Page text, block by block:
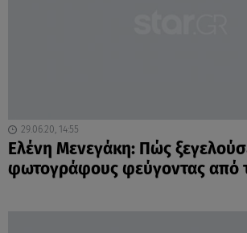
29.06.20, 14:55
Ελένη Μενεγάκη: Πώς
φωτογράφους φεύγοντας από